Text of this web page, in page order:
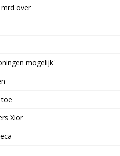
mrd over
mogelijk'
toe
Xior